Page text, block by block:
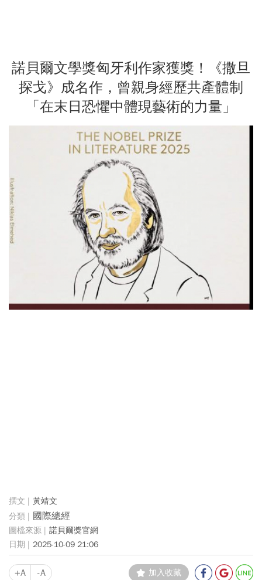
諾貝爾文學獎匈牙利作家獲獎！《撒旦
探戈》成名作，曾親身經歷共產體制
「在末日恐懼中體現藝術的力量」
黃靖文
國際總經
諾貝爾獎官網
2025-10-09 21:06
+A -A 加入收藏